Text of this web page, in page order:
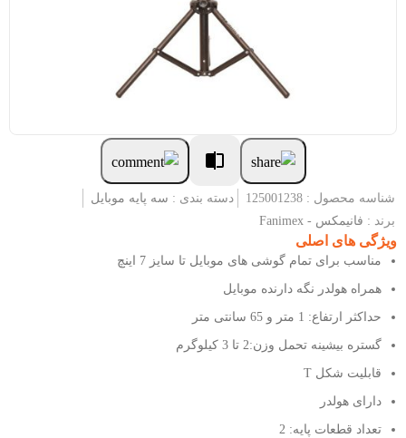
شناسه محصول : 125001238 دسته بندی : سه پایه موبایل
برند : فانیمکس - Fanimex
ویژگی های اصلی
مناسب برای تمام گوشی های موبایل تا سایز 7 اینچ
همراه هولدر نگه دارنده موبایل
حداکثر ارتفاع: 1 متر و 65 سانتی متر
گستره بیشینه تحمل وزن:2 تا 3 کیلوگرم
قابلیت شکل T
دارای هولدر
تعداد قطعات پایه: 2